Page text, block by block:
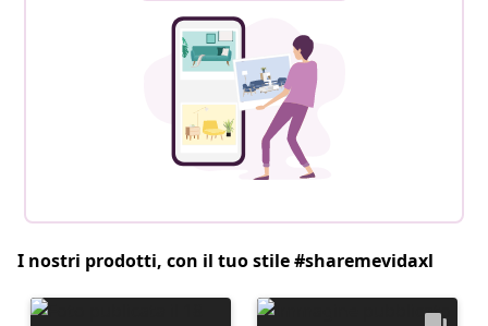
I nostri prodotti, con il tuo stile #sharemevidaxl